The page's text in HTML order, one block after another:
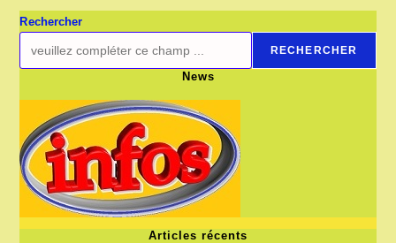
XIXe
Rechercher
RECHERCHER
News
Articles récents